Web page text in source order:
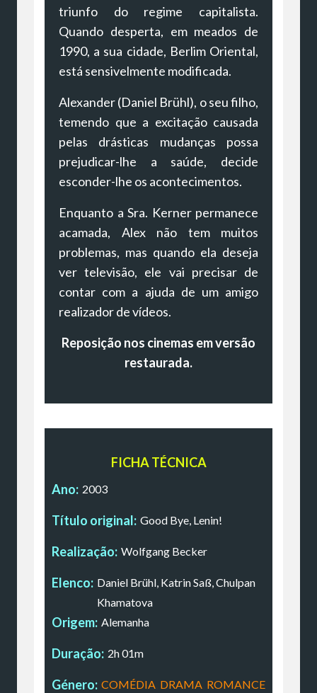
triunfo do regime capitalista.
Quando desperta, em meados de
1990, a sua cidade, Berlim Oriental,
está sensivelmente modificada.
Alexander (Daniel Brühl), o seu filho,
temendo que a excitação causada
pelas drásticas mudanças possa
prejudicar-lhe a saúde, decide
esconder-lhe os acontecimentos.
Enquanto a Sra. Kerner permanece
acamada, Alex não tem muitos
problemas, mas quando ela deseja
ver televisão, ele vai precisar de
contar com a ajuda de um amigo
realizador de vídeos.
Reposição nos cinemas em versão
restaurada.
FICHA TÉCNICA
Ano: 2003
Título original: Good Bye, Lenin!
Realização: Wolfgang Becker
Elenco: Daniel Brühl, Katrin Saß, Chulpan
Khamatova
Origem: Alemanha
Duração: 2h 01m
Género: COMÉDIA DRAMA ROMANCE